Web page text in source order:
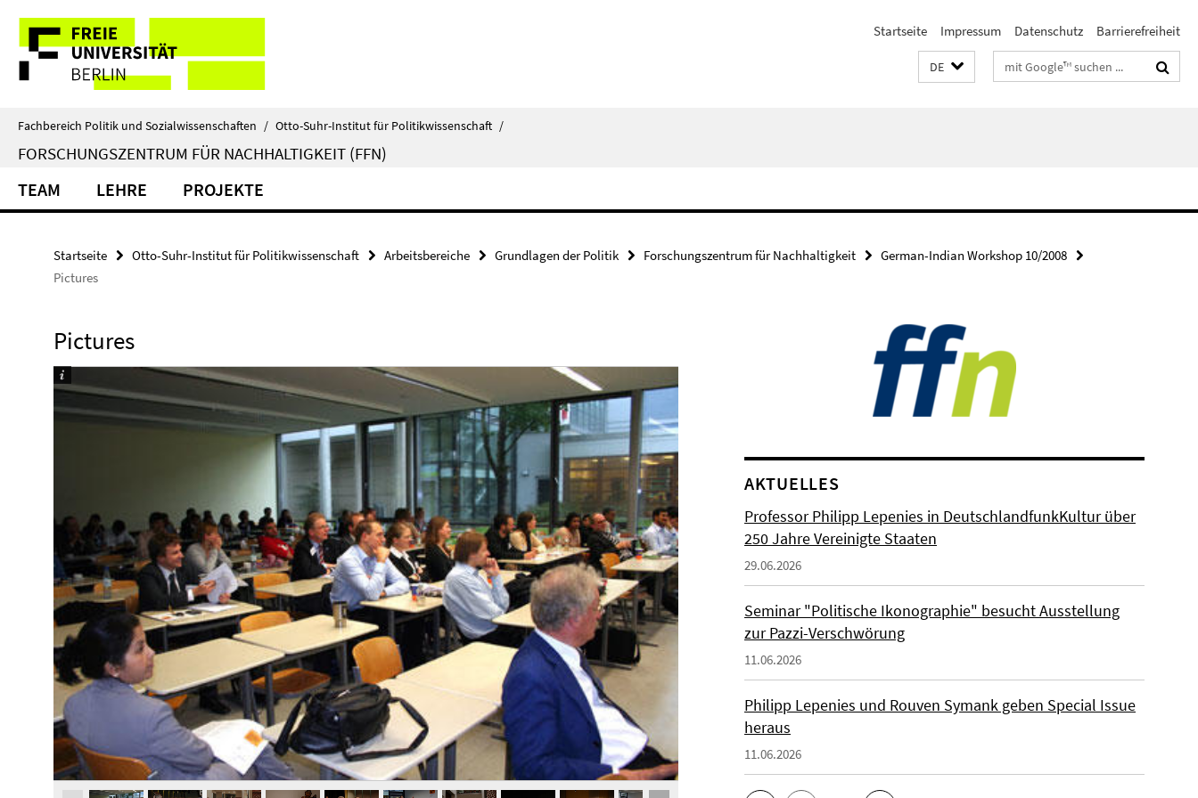
direkt
Inhalt
Service-
Navigation
Startseite Impressum Datenschutz Barrierefreiheit
DE Suchbegriffe
Fachbereich Politik und Sozialwissenschaften / Otto-Suhr-Institut für Politikwissenschaft /
FORSCHUNGSZENTRUM FÜR NACHHALTIGKEIT (FFN)
TEAM LEHRE PROJEKTE
Startseite Otto-Suhr-Institut für Politikwissenschaft Arbeitsbereiche Grundlagen der Politik Forschungszentrum für Nachhaltigkeit
German-Indian Workshop 10/2008
Pictures
Pictures
AKTUELLES
Professor Philipp Lepenies in DeutschlandfunkKultur über
250 Jahre Vereinigte Staaten
29.06.2026
Seminar "Politische Ikonographie" besucht Ausstellung
zur Pazzi-Verschwörung
11.06.2026
Philipp Lepenies und Rouven Symank geben Special Issue
heraus
11.06.2026